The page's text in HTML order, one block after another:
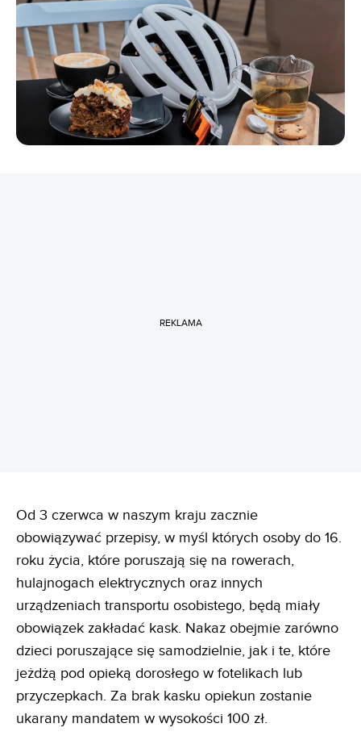
REKLAMA
Od 3 czerwca w naszym kraju zacznie
obowiązywać przepisy, w myśl których osoby do 16.
roku życia, które poruszają się na rowerach,
hulajnogach elektrycznych oraz innych
urządzeniach transportu osobistego, będą miały
obowiązek zakładać kask. Nakaz obejmie zarówno
dzieci poruszające się samodzielnie, jak i te, które
jeżdżą pod opieką dorosłego w fotelikach lub
przyczepkach. Za brak kasku opiekun zostanie
ukarany mandatem w wysokości 100 zł.